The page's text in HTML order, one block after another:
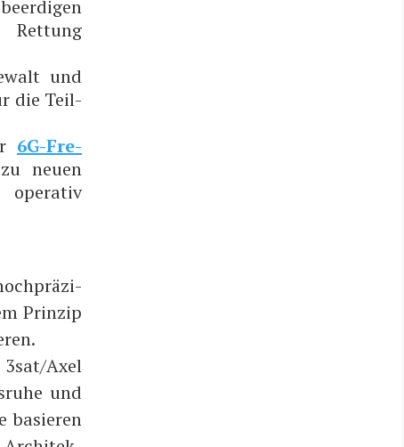
und
die Teil­
6G-Fre­
neu­en
Prin­zip
Axel
und
basie­ren